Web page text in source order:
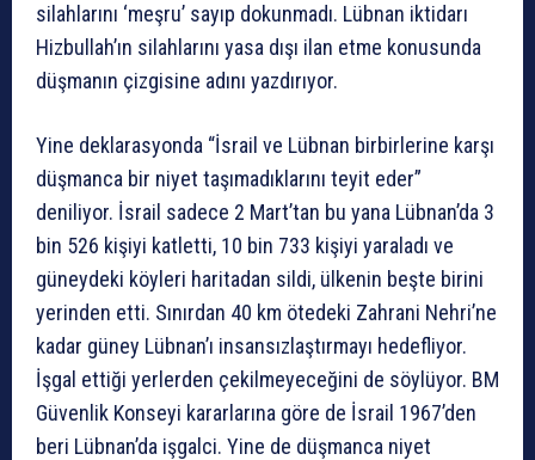
silahlarını ‘meşru’ sayıp dokunmadı. Lübnan iktidarı
Hizbullah’ın silahlarını yasa dışı ilan etme konusunda
düşmanın çizgisine adını yazdırıyor.
Yine deklarasyonda “İsrail ve Lübnan birbirlerine karşı
düşmanca bir niyet taşımadıklarını teyit eder”
deniliyor. İsrail sadece 2 Mart’tan bu yana Lübnan’da 3
bin 526 kişiyi katletti, 10 bin 733 kişiyi yaraladı ve
güneydeki köyleri haritadan sildi, ülkenin beşte birini
yerinden etti. Sınırdan 40 km ötedeki Zahrani Nehri’ne
kadar güney Lübnan’ı insansızlaştırmayı hedefliyor.
İşgal ettiği yerlerden çekilmeyeceğini de söylüyor. BM
Güvenlik Konseyi kararlarına göre de İsrail 1967’den
beri Lübnan’da işgalci. Yine de düşmanca niyet